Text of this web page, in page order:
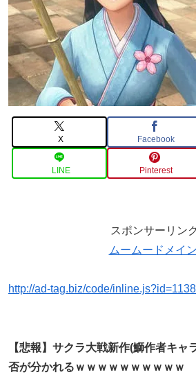
X Facebook
LINE Pinterest
スポンサーリンク
ムームードメイン
http://ad-tag.biz/code/inline.js?id=1138
【悲報】サクラ大戦新作(鰤作者キャ
否が分かれるｗｗｗｗｗｗｗｗｗｗ